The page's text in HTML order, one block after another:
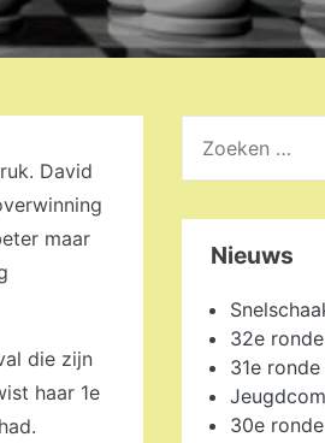
David
maar
die zijn
haar 1e
naar:
Nieuws
32e
31e
30e